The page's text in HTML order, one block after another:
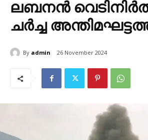
ലബനന്‍
ചര്‍ച്ച
By admin 26 November 2024